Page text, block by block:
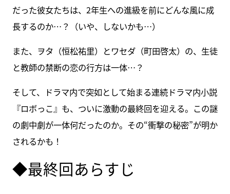
だった彼女たちは、2年生への進級を前にどんな風に成
長するのか…？（いや、しないかも…）
また、ヲタ（恒松祐里）とワセダ（町田啓太）の、生徒
と教師の禁断の恋の行方は一体…？
そして、ドラマ内で突如として始まる連続ドラマ内小説
『ロボっこ』も、ついに激動の最終回を迎える。この謎
の劇中劇が一体何だったのか。その“衝撃の秘密”が明か
されるかも！
◆最終回あらすじ